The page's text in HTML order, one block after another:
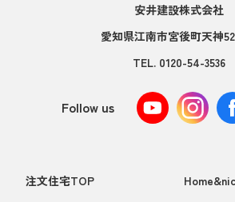
安井建設株式会社
愛知県江南市宮後町天神
TEL. 0120-54-3536
Follow us
注文住宅TOP